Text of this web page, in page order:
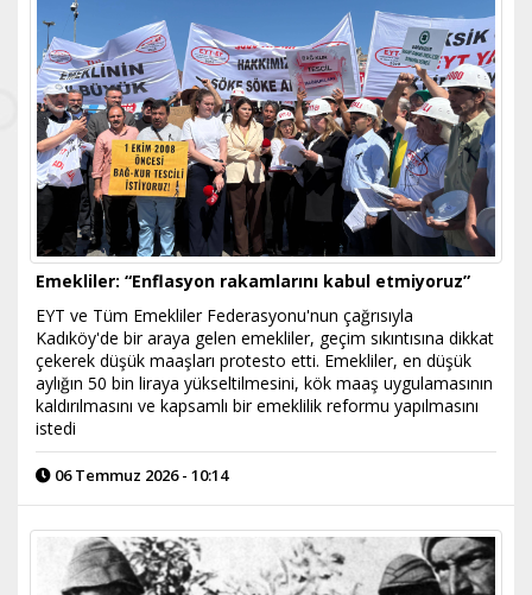
Emekliler: “Enflasyon rakamlarını kabul etmiyoruz”
EYT ve Tüm Emekliler Federasyonu'nun çağrısıyla
Kadıköy'de bir araya gelen emekliler, geçim sıkıntısına dikkat
çekerek düşük maaşları protesto etti. Emekliler, en düşük
aylığın 50 bin liraya yükseltilmesini, kök maaş uygulamasının
kaldırılmasını ve kapsamlı bir emeklilik reformu yapılmasını
istedi
06 Temmuz 2026 - 10:14